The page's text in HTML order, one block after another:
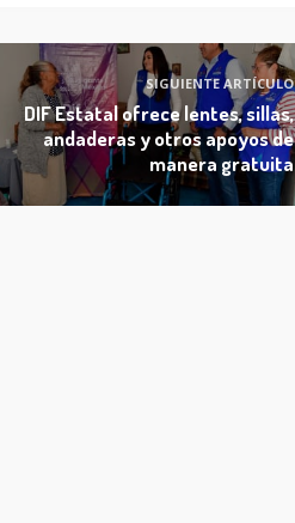
SIGUIENTE ARTÍCULO
DIF Estatal ofrece lentes, sillas,
andaderas y otros apoyos de
manera gratuita